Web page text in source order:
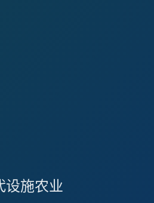
设施农业